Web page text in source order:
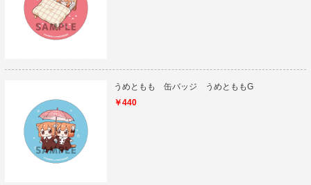
うめともも 缶バッジ うめとももG
￥440